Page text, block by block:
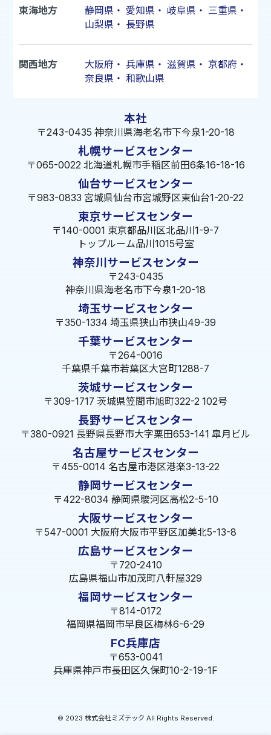
東海地方 静岡県 ・ 愛知県 ・ 岐阜県 ・ 三重県 ・
山梨県 ・ 長野県
関西地方 大阪府 ・ 兵庫県 ・ 滋賀県 ・ 京都府 ・
奈良県 ・ 和歌山県
本社
〒243-0435 神奈川県海老名市下今泉1-20-18
札幌サービスセンター
〒065-0022 北海道札幌市手稲区前田6条16-18-16
仙台サービスセンター
〒983-0833 宮城県仙台市宮城野区東仙台1-20-22
東京サービスセンター
〒140-0001 東京都品川区北品川1-9-7
トップルーム品川1015号室
神奈川サービスセンター
〒243-0435
神奈川県海老名市下今泉1-20-18
埼玉サービスセンター
〒350-1334 埼玉県狭山市狭山49-39
千葉サービスセンター
〒264-0016
千葉県千葉市若葉区大宮町1288-7
茨城サービスセンター
〒309-1717 茨城県笠間市旭町322-2 102号
長野サービスセンター
〒380-0921 長野県長野市大字栗田653-141 皐月ビル
名古屋サービスセンター
〒455-0014 名古屋市港区港楽3-13-22
静岡サービスセンター
〒422-8034 静岡県駿河区高松2-5-10
大阪サービスセンター
〒547-0001 大阪府大阪市平野区加美北5-13-8
広島サービスセンター
〒720-2410
広島県福山市加茂町八軒屋329
福岡サービスセンター
〒814-0172
福岡県福岡市早良区梅林6-6-29
FC兵庫店
〒653-0041
兵庫県神戸市長田区久保町10-2-19-1F
© 2023 株式会社ミズテック All Rights Reserved.